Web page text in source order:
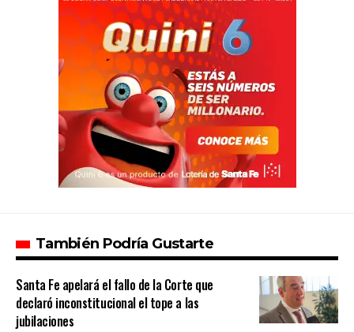
También Podría Gustarte
Santa Fe apelará el fallo de la Corte que
declaró inconstitucional el tope a las
jubilaciones